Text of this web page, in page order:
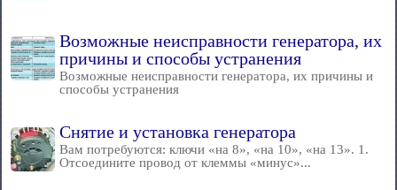
Возможные неисправности генератора, их
причины и способы устранения
Возможные неисправности генератора, их причины и
способы устранения
Снятие и установка генератора
Вам потребуются: ключи «на 8», «на 10», «на 13». 1.
Отсоедините провод от клеммы «минус»...